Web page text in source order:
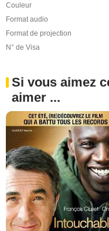
Couleur
Format audio
Format de projection
N° de Visa
Si vous aimez
aimer ...